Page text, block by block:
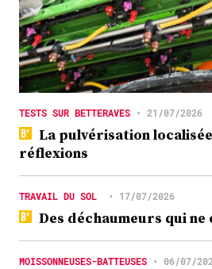
TESTS SUR BETTERAVES • 21/07/2026
La pulvérisation
réflexions
TRAVAIL DU SOL • 17/07/2026
Des déchaumeurs qui ne
MOISSONNEUSES-BATTEUSES • 06/07/